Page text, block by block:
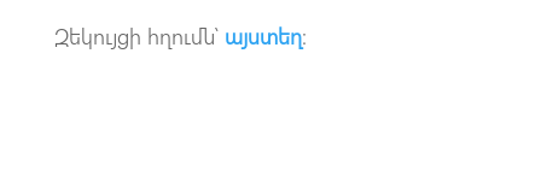
Զեկույցի հղումն՝ այստեղ։